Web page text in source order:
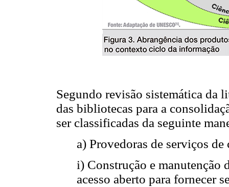
Segundo revisão sistemática da
das bibliotecas para a
ser classificadas da seguinte
a) Provedoras de serviços
i) Construção e
acesso aberto para fornecer